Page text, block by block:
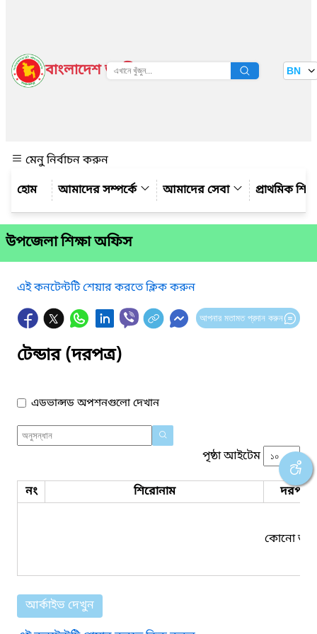
বাংলাদেশ জাতীয় তথ্য বাতায়ন BN
মেনু নির্বাচন করুন
আমাদের সম্পর্কে
আমাদের সেবা প্রাথমিক
উপজেলা শিক্ষা অফিস
এই কনটেন্টটি শেয়ার করতে ক্লিক করুন
আপনার মতামত প্রদান করুন
টেন্ডার (দরপত্র)
এডভান্সড অপশনগুলো দেখান
পৃষ্ঠা আইটেম
নং শিরোনাম দরপত্র
কোনো তথ্য
আর্কাইভ দেখুন